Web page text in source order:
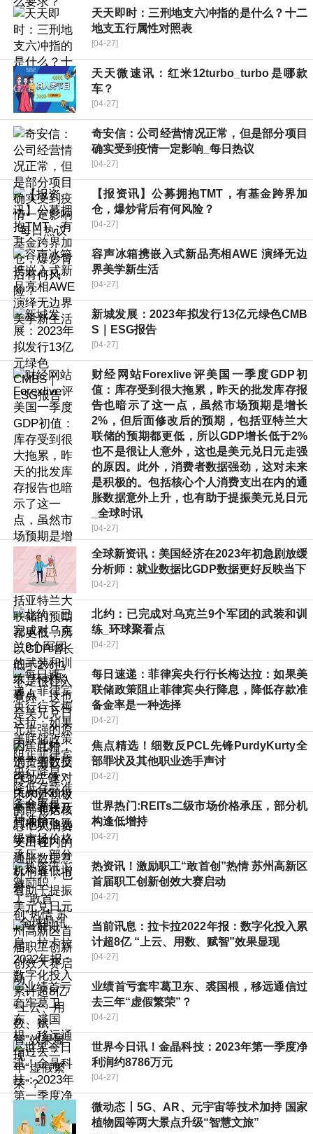
天天即时：三刑地支六冲指的是什么？十二
地支五行属性对照表
[04-27]
天天微速讯：红米12turbo_turbo是哪款
车？
[04-27]
奇安信：公司经营情况正常，但是部分项目
确实受到疫情一定影响_每日热议
[04-27]
【报资讯】公募拥抱TMT，有基金跨界加
仓，爆炒背后有何风险？
[04-27]
容声冰箱携嵌入式新品亮相AWE 演绎无边
界美学新生活
[04-27]
新城发展：2023年拟发行13亿元绿色CMB
S｜ESG报告
[04-27]
财经网站Forexlive评美国一季度GDP初
值：库存受到很大拖累，昨天的批发库存报
告也暗示了这一点，虽然市场预期是增长
2%，但后面修改后的预期，包括亚特兰大
联储的预期都更低，所以GDP增长低于2%
也不是很让人意外，这也是美元兑日元走强
的原因。此外，消费者数据强劲，这对未来
是积极的。包括核心个人消费支出在内的通
胀数据意外上升，也有助于提振美元兑日元
_全球时讯
[04-27]
全球新资讯：美国经济在2023年初急剧放缓
分析师：就业数据比GDP数据更好反映当下
[04-27]
北约：已完成对乌克兰9个军团的武装和训
练_环球聚看点
[04-27]
每日速递：菲律宾央行行长梅达拉：如果美
联储政策阻止菲律宾央行降息，降低存款准
备金率是一种选择
[04-27]
焦点精选！细数反PCL先锋PurdyKurty全
部罪状及其他职业选手声讨
[04-27]
世界热门:REITs二级市场价格承压，部分机
构逢低增持
[04-27]
热资讯！激励职工“敢首创”热情 苏州高新区
首届职工创新创效大赛启动
[04-27]
当前讯息：拉卡拉2022年报：数字化投入累
计超8亿 “上云、用数、赋智”效果显现
[04-27]
业绩首亏套牢葛卫东、裘国根，移远通信过
去三年“虚假繁荣”？
[04-27]
世界今日讯！金晶科技：2023年第一季度净
利润约8786万元
[04-27]
微动态丨5G、AR、元宇宙等技术加持 国家
植物园等两大景点升级“智慧文旅”